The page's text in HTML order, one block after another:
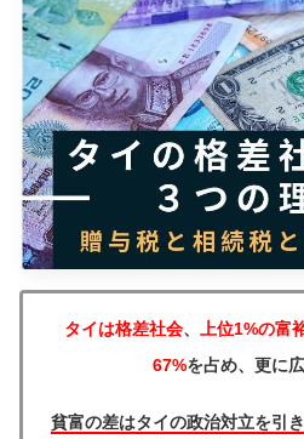
タイは格差社会、
上位1%の富
67%を占め、更に
貧富の差はタイの政治対立を引